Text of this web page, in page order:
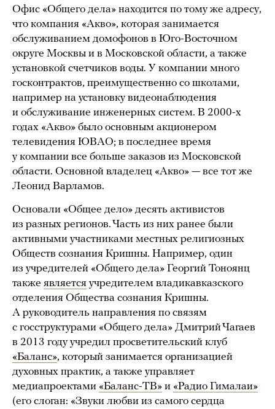
Офис «Общего дела» находится по тому же адресу,
что компания «Акво», которая занимается
обслуживанием домофонов в Юго-Восточном
округе Москвы и в Московской области, а также
установкой счетчиков воды. У компании много
госконтрактов, преимущественно со школами,
например на установку видеонаблюдения
и обслуживание инженерных систем. В 2000-х
годах «Акво» было основным акционером
телевидения ЮВАО; в последнее время
у компании все больше заказов из Московской
области. Основной владелец «Акво» — все тот же
Леонид Варламов.
Основали «Общее дело» десять активистов
из разных регионов. Часть из них ранее были
активными участниками местных религиозных
Обществ сознания Кришны. Например, один
из учредителей «Общего дела» Георгий Тоноянц
также является учредителем владикавказского
отделения Общества сознания Кришны.
А руководитель направления по связям
с госструктурами «Общего дела» Дмитрий Чагаев
в 2013 году учредил просветительский клуб
«Баланс», который занимается организацией
духовных практик, а также управляет
медиапроектами «Баланс-ТВ» и «Радио Гималаи»
(его слоган: «Звуки любви из самого сердца